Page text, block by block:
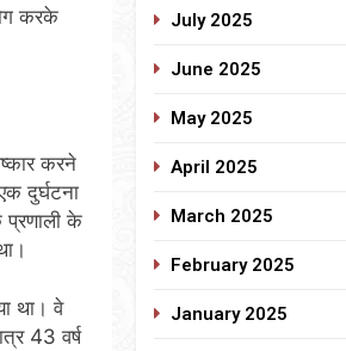
करके
करने
दुर्घटना
प्रणाली के
था। वे
43 वर्ष
July 2025
June 2025
May 2025
April 2025
March 2025
February 2025
January 2025